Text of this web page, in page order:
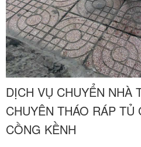
DỊCH VỤ CHUYỂN NHÀ
CHUYÊN THÁO RÁP TỦ
CỒNG KỀNH